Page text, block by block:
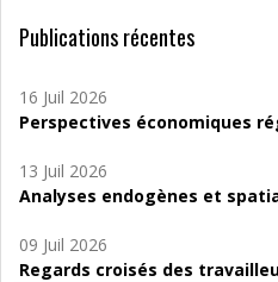
Publications récentes
16 Juil 2026
Perspectives économiques
13 Juil 2026
Analyses endogènes et
09 Juil 2026
Regards croisés des